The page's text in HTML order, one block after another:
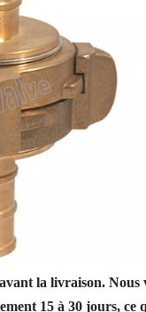
la livraison. Nous
15 à 30 jours, ce